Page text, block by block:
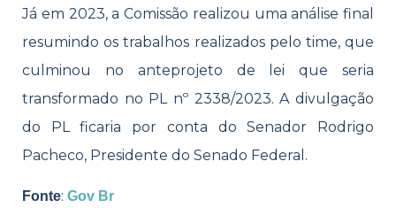
Já em 2023, a Comissão realizou uma análise final
resumindo os trabalhos realizados pelo time, que
culminou no anteprojeto de lei que seria
transformado no PL nº 2338/2023. A divulgação
do PL ficaria por conta do Senador Rodrigo
Pacheco, Presidente do Senado Federal.
Fonte: Gov Br